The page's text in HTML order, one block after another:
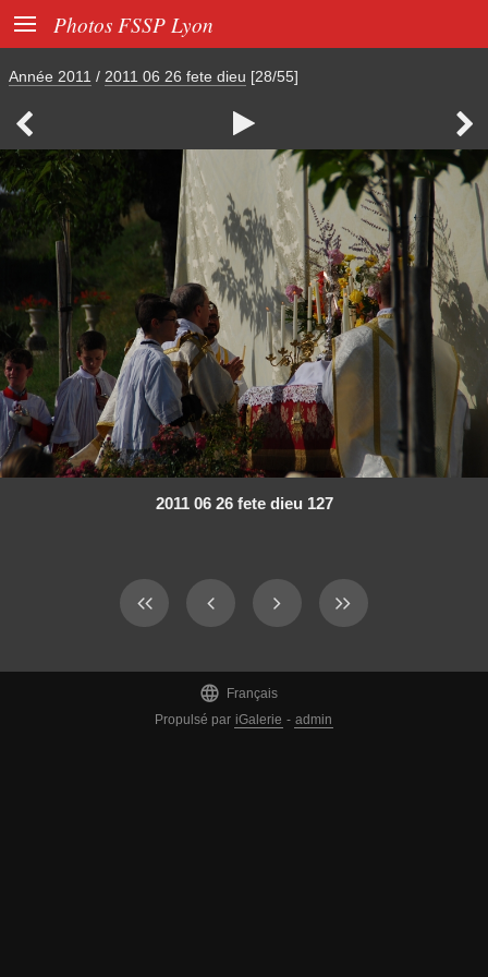
 Photos FSSP Lyon
Année 2011 / 2011 06 26 fete dieu [28/55]
  
2011 06 26 fete dieu 127

Français
Propulsé par iGalerie - admin